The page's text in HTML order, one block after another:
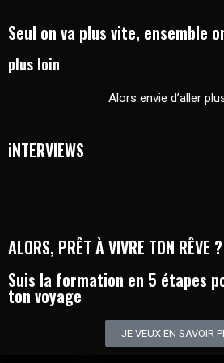
Seul on va plus vite, ensemble
plus loin
Alors envie d’aller
iNTERVIEWS
ALORS, PRÊT À VIVRE TON RÊVE ?
Suis la formation en 5 étapes
ton voyage
JE VEUX EN SAVOIR